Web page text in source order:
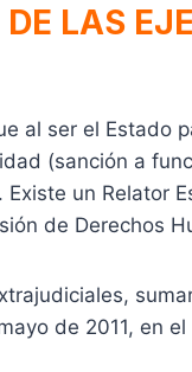
LAS
al ser el Estado
(sanción a
un Relator
de Derechos
de 2011, en